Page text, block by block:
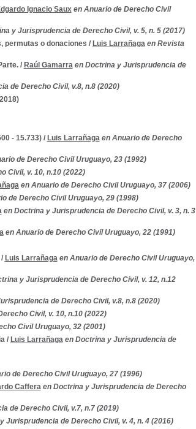
Ignacio Saux en Anuario de Derecho Civil
y Jurisprudencia de Derecho Civil, v. 5, n. 5 (2017)
permutas o donaciones / Luis Larrañaga en Revista
/ Raúl Gamarra en Doctrina y Jurisprudencia de
de Derecho Civil, v.8, n.8 (2020)
- 15.733)/ Luis Larrañaga en Anuario de Derecho
de Derecho Civil Uruguayo, 23 (1992)
Civil, v. 10, n.10 (2022)
en Anuario de Derecho Civil Uruguayo, 37 (2006)
de Derecho Civil Uruguayo, 29 (1998)
en Doctrina y Jurisprudencia de Derecho Civil, v. 3, n. 3
en Anuario de Derecho Civil Uruguayo, 22 (1991)
Luis Larrañaga en Anuario de Derecho Civil Uruguayo,
y Jurisprudencia de Derecho Civil, v. 12, n.12
de Derecho Civil, v.8, n.8 (2020)
Civil, v. 10, n.10 (2022)
Civil Uruguayo, 32 (2001)
/ Luis Larrañaga en Doctrina y Jurisprudencia de
de Derecho Civil Uruguayo, 27 (1996)
Caffera en Doctrina y Jurisprudencia de Derecho
de Derecho Civil, v.7, n.7 (2019)
Jurisprudencia de Derecho Civil, v. 4, n. 4 (2016)